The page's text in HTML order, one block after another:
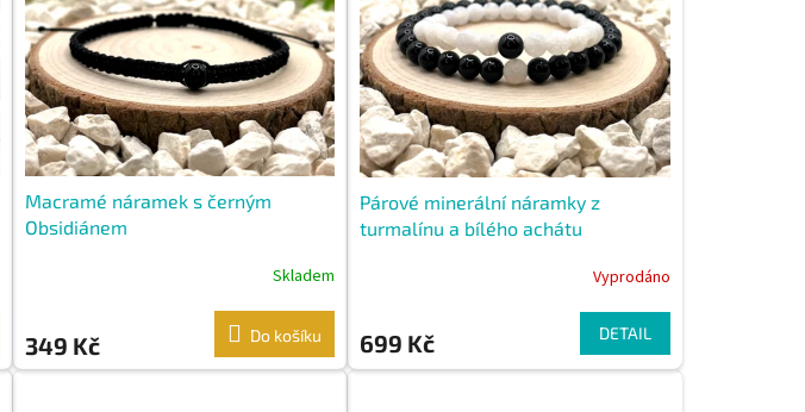
Macramé náramek s černým
Obsidiánem
Skladem
349 Kč Do košíku
Párové minerální náramky z
turmalínu a bílého achátu
Vyprodáno
699 Kč DETAIL